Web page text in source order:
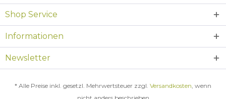
Shop Service
Informationen
Newsletter
* Alle Preise inkl. gesetzl. Mehrwertsteuer zzgl. Versandkosten, wenn